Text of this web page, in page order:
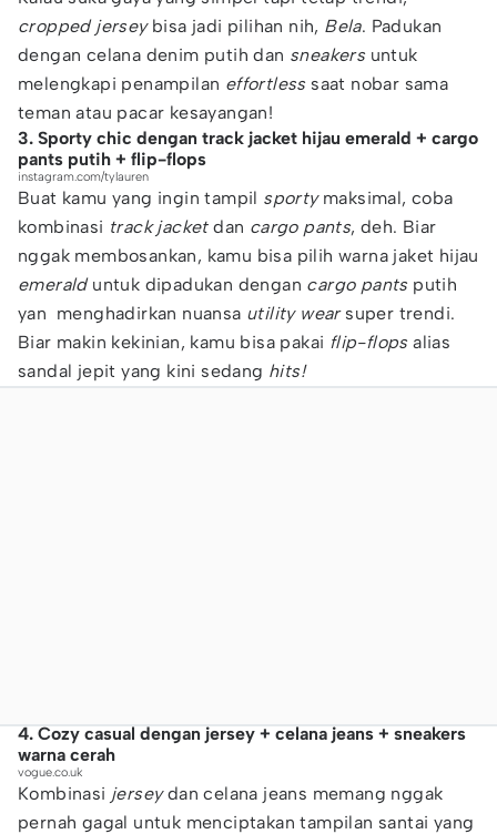
cropped jersey bisa jadi pilihan nih, Bela. Padukan
dengan celana denim putih dan sneakers untuk
melengkapi penampilan effortless saat nobar sama
teman atau pacar kesayangan!
3. Sporty chic dengan track jacket hijau emerald + cargo
pants putih + flip-flops
instagram.com/tylauren
Buat kamu yang ingin tampil sporty maksimal, coba
kombinasi track jacketdan cargo pants, deh. Biar
nggak membosankan, kamu bisa pilih warna jaket hijau
emerald untuk dipadukan dengan cargo pantsputih
yan menghadirkan nuansa utility wearsuper trendi.
Biar makin kekinian, kamu bisa pakai flip-flopsalias
sandal jepit yang kini sedang hits!
4. Cozy casual dengan jersey + celana jeans + sneakers
warna cerah
vogue.co.uk
Kombinasi jerseydan celana jeans memang nggak
pernah gagal untuk menciptakan tampilan santai yang